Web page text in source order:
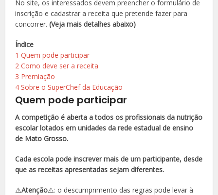
No site, os interessados devem preencher o formulário de
inscrição e cadastrar a receita que pretende fazer para
concorrer. (Veja mais detalhes abaixo)
Índice
1 Quem pode participar
2 Como deve ser a receita
3 Premiação
4 Sobre o SuperChef da Educação
Quem pode participar
A competição é aberta a todos os profissionais da nutrição
escolar lotados em unidades da rede estadual de ensino
de Mato Grosso.
Cada escola pode inscrever mais de um participante, desde
que as receitas apresentadas sejam diferentes.
⚠️Atenção⚠️: o descumprimento das regras pode levar à